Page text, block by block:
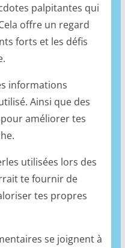
palpitantes qui
offre un regard
forts et les défis
informations
Ainsi que des
améliorer tes
utilisées lors des
te fournir de
tes propres
se joignent à